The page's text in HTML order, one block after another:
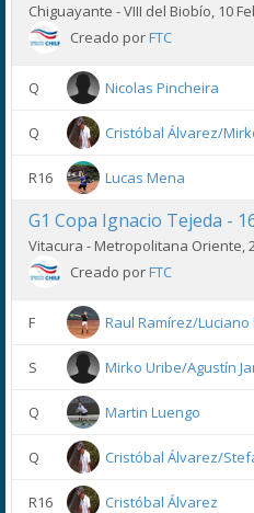
Chiguayante - VIII del Biobío, 10
Creado porFTC
Q Nicolas Pincheira
Q Cristóbal Álvarez/
R16 Lucas Mena
G1 Copa Ignacio Tejeda -
Vitacura - Metropolitana Oriente,
Creado porFTC
F Raul Ramírez/
S Mirko Uribe/Agustín
Q Martin Luengo
Q Cristóbal Álvarez/
R16 Cristóbal Álvarez